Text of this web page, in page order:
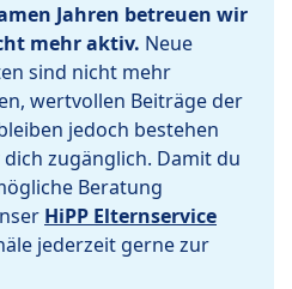
Jahren betreuen wir
mehr aktiv. Neue
sind nicht mehr
wertvollen Beiträge der
jedoch bestehen
zugänglich. Damit du
Beratung
HiPP Elternservice
jederzeit gerne zur